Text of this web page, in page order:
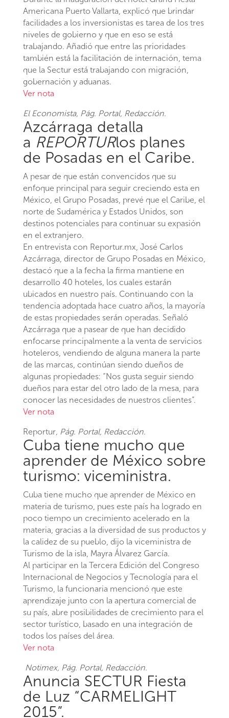
Americana Puerto Vallarta, explicó que brindar
facilidades a los inversionistas es tarea de los tres
niveles de gobierno y que en eso se está
trabajando. Añadió que entre las prioridades
también está la facilitación de internación, tema
que la Sectur está trabajando con migración,
gobernación y aduanas.
Ver nota
El Economista, Pág. Portal, Redacción.
Azcárraga detalla
a REPORTURlos planes
de Posadas en el Caribe.
A pesar de que están convencidos que su
enfoque principal para seguir creciendo esta en
México, el Grupo Posadas, prevé que el Caribe, el
norte de Sudamérica y Estados Unidos, son
destinos potenciales para continuar su expasión
en el extranjero.
En entrevista con Reportur.mx, José Carlos
Azcárraga, director de Grupo Posadas en México,
destacó que a la fecha la firma mantiene en
desarrollo 40 hoteles, los cuales estarán
ubicados en nuestro país. Continuando con la
tendencia adoptada hace cuatro años, la mayoría
de estas propiedades serán operadas. Señaló
Azcárraga que a pasear de que han decidido
enfocarse principalmente a la venta de servicios
hoteleros, vendiendo de alguna manera la parte
de las marcas, continúan siendo dueños de
algunas propiedades: “Nos gusta seguir siendo
dueños para estar del otro lado de la mesa, para
conocer las necesidades de nuestros clientes”.
Ver nota
Reportur, Pág. Portal, Redacción.
Cuba tiene mucho que
aprender de México sobre
turismo: viceministra.
Cuba tiene mucho que aprender de México en
materia de turismo, pues este país ha logrado en
poco tiempo un crecimiento acelerado en la
materia, gracias a la diversidad de sus productos y
la calidez de su pueblo, dijo la viceministra de
Turismo de la isla, Mayra Álvarez García.
Al participar en la Tercera Edición del Congreso
Internacional de Negocios y Tecnología para el
Turismo, la funcionaria mencionó que este
aprendizaje junto con la apertura comercial de
su país, abre posibilidades de crecimiento para el
sector turístico, basado en una integración de
todos los países del área.
Ver nota
Notimex, Pág. Portal, Redacción.
Anuncia SECTUR Fiesta
de Luz “CARMELIGHT
2015”.